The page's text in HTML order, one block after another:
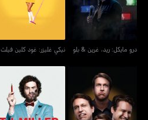
درو مايكل: ريد، غرين & بلو نيكي غليزر: غود كلين فيلث
بيت هولمز: فيسيز آند
تي جاي ميلر: ميتيكلاسلي